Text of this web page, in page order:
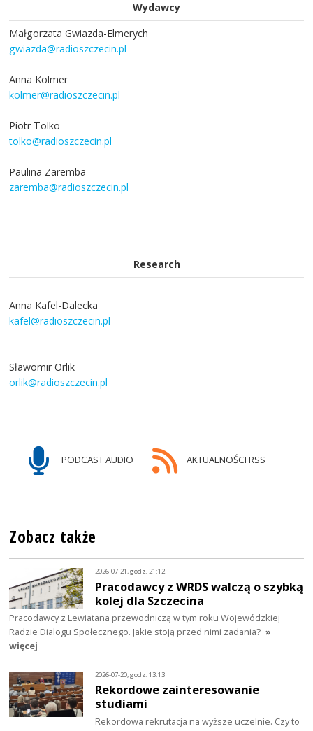
Wydawcy
Małgorzata Gwiazda-Elmerych
gwiazda@radioszczecin.pl
Anna Kolmer
kolmer@radioszczecin.pl
Piotr Tolko
tolko@radioszczecin.pl
Paulina Zaremba
zaremba@radioszczecin.pl
Research
Anna Kafel-Dalecka
kafel@radioszczecin.pl
Sławomir Orlik
orlik@radioszczecin.pl
PODCAST AUDIO AKTUALNOŚCI RSS
Zobacz także
2026-07-21, godz. 21:12
Pracodawcy z WRDS walczą o szybką
kolej dla Szczecina
Pracodawcy z Lewiatana przewodniczą w tym roku Wojewódzkiej
Radzie Dialogu Społecznego. Jakie stoją przed nimi zadania? »
więcej
2026-07-20, godz. 13:13
Rekordowe zainteresowanie
studiami
Rekordowa rekrutacja na wyższe uczelnie. Czy to